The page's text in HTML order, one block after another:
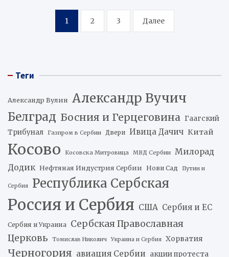
Пагинация
записей
1 2 3 Далее
Теги
Александр Вулин Александр Вучич
Белград Босния и Герцеговина Гаагский
Трибунал Газпром в Сербии Двери Ивица Дачич Китай
Косово Косовска Митровица МВД Сербии
Милорад
Додик Нефтяная Индустрия Сербии Нови Сад Путин и
Сербия Республика Сербская
Россия и Сербия США Сербия и ЕС
Сербия и Украина
Сербская Православная
Церковь
Томислав Николич Украина и Сербия Хорватия
Черногория авиация Сербии акции протеста